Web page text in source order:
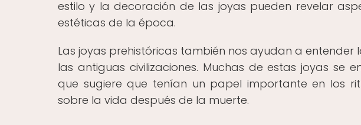
estilo y la decoración de las joyas pueden revelar
estéticas de la época.
Las joyas prehistóricas también nos ayudan a
las antiguas civilizaciones. Muchas de estas joyas se
que sugiere que tenían un papel importante en los
sobre la vida después de la muerte.